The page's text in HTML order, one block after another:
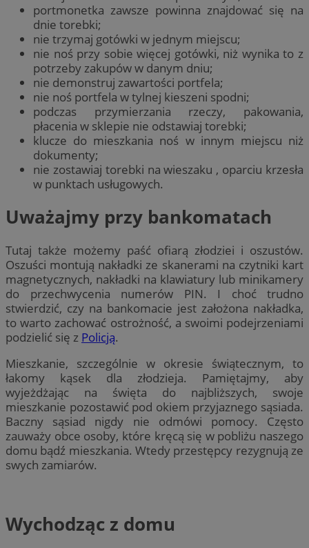
portmonetka zawsze powinna znajdować się na
dnie torebki;
nie trzymaj gotówki w jednym miejscu;
nie noś przy sobie więcej gotówki, niż wynika to z
potrzeby zakupów w danym dniu;
nie demonstruj zawartości portfela;
nie noś portfela w tylnej kieszeni spodni;
podczas przymierzania rzeczy, pakowania,
płacenia w sklepie nie odstawiaj torebki;
klucze do mieszkania noś w innym miejscu niż
dokumenty;
nie zostawiaj torebki na wieszaku , oparciu krzesła
w punktach usługowych.
Uważajmy przy bankomatach
Tutaj także możemy paść ofiarą złodziei i oszustów.
Oszuści montują nakładki ze skanerami na czytniki kart
magnetycznych, nakładki na klawiatury lub minikamery
do przechwycenia numerów PIN. I choć trudno
stwierdzić, czy na bankomacie jest założona nakładka,
to warto zachować ostrożność, a swoimi podejrzeniami
podzielić się z Policją.
Mieszkanie, szczególnie w okresie świątecznym, to
łakomy kąsek dla złodzieja. Pamiętajmy, aby
wyjeżdżając na święta do najbliższych, swoje
mieszkanie pozostawić pod okiem przyjaznego sąsiada.
Baczny sąsiad nigdy nie odmówi pomocy. Często
zauważy obce osoby, które kręcą się w pobliżu naszego
domu bądź mieszkania. Wtedy przestępcy rezygnują ze
swych zamiarów.
Wychodząc z domu